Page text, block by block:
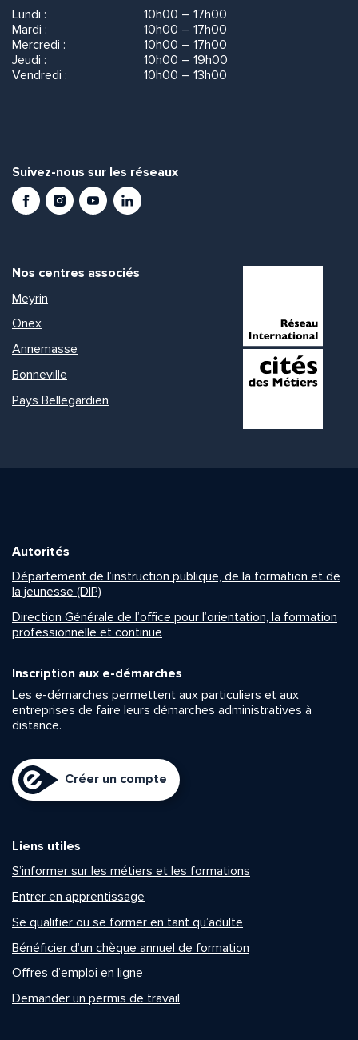
Lundi :
10h00 – 17h00
Mardi :
10h00 – 17h00
Mercredi :
10h00 – 17h00
Jeudi :
10h00 – 19h00
Vendredi :
10h00 – 13h00
Suivez-nous sur les réseaux
FacebookInstagramYoutubeLinkedIn
Nos centres associés
Meyrin
Onex
Annemasse
Bonneville
Pays Bellegardien
Autorités
Département de l’instruction publique, de la formation et de
la jeunesse (DIP)
Direction Générale de l’office pour l’orientation, la formation
professionnelle et continue
Inscription aux e-démarches
Les e-démarches permettent aux particuliers et aux
entreprises de faire leurs démarches administratives à
distance.
Créer un compte
Liens utiles
S’informer sur les métiers et les formations
Entrer en apprentissage
Se qualifier ou se former en tant qu’adulte
Bénéficier d’un chèque annuel de formation
Offres d’emploi en ligne
Demander un permis de travail